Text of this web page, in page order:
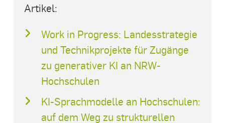
Artikel:
Work in Progress: Landesstrategie
und Technikprojekte für Zugänge
zu generativer KI an NRW-
Hochschulen
KI-Sprachmodelle an Hochschulen:
auf dem Weg zu strukturellen